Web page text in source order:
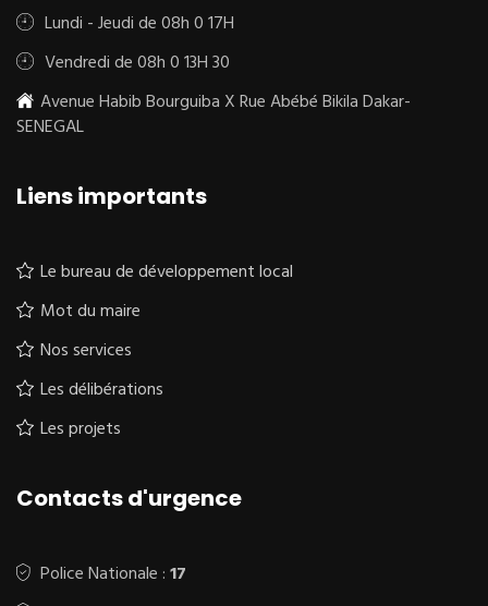
Lundi - Jeudi de 08h 0 17H
Vendredi de 08h 0 13H 30
Avenue Habib Bourguiba X Rue Abébé Bikila Dakar-
SENEGAL
Liens importants
Le bureau de développement local
Mot du maire
Nos services
Les délibérations
Les projets
Contacts d'urgence
Police Nationale :17